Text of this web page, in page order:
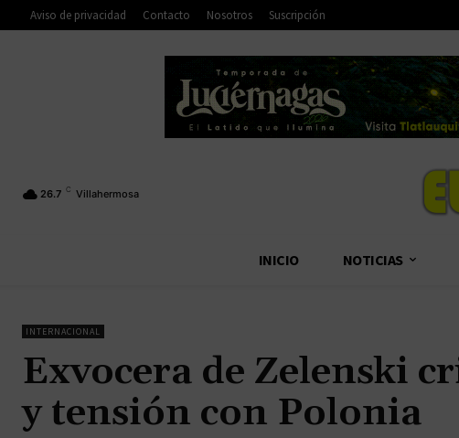
Aviso de privacidad Contacto Nosotros Suscripción
26.7 C Villahermosa
INICIO NOTICIAS
INTERNACIONAL
Exvocera de Zelenski
y tensión con Polonia